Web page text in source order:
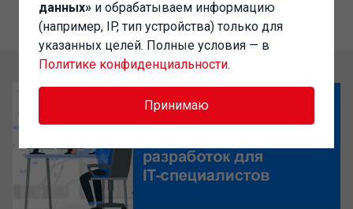
данных» и обрабатываем информацию
(например, IP, тип устройства) только для
указанных целей. Полные условия — в
Политике конфиденциальности.
Принимаю